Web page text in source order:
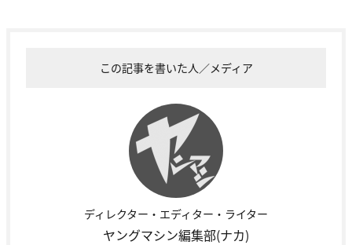
この記事を書いた人／メディア
ディレクター・エディター・ライター
ヤングマシン編集部(ナカ)